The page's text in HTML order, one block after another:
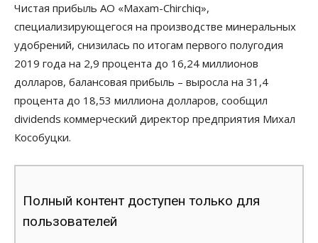
Чистая прибыль АО «Maxam-Chirchiq»,
специализирующегося на производстве минеральных
удобрений, снизилась по итогам первого полугодия
2019 года на 2,9 процента до 16,24 миллионов
долларов, балансовая прибыль – выросла на 31,4
процента до 18,53 миллиона долларов, сообщил
dividends коммерческий директор предприятия Михал
Кособуцки.
Полный контент доступен только для
пользователей